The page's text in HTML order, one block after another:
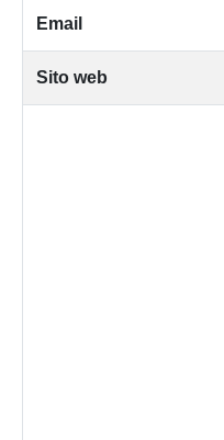
Email
Sito web